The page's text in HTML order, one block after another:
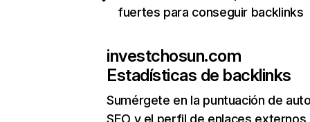
fuertes para conseguir backlinks
investchosun.com
Estadísticas de backlinks
Sumérgete en la puntuación de
SEO y el perfil de enlaces externos